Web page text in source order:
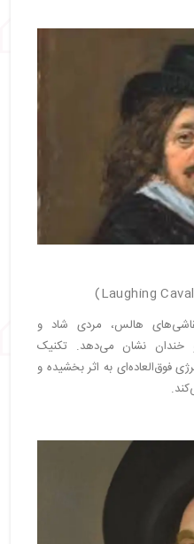
هالس، مردی شاد و
خندان نشان می‌دهد. تکنیک
فوق‌العاده‌ای به اثر بخشیده و